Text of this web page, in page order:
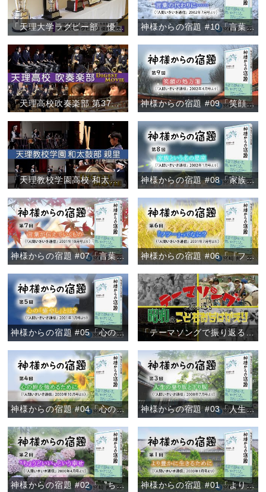
「天理大学ラグビー部 優勝報告」 神様からの宿題 #10「言葉の代わりに……」
「天理高校吹奏楽部 第37回定期演奏会/ファイナル・コンサート2020ダイジェスト」 神様からの宿題 #09「笑顔の処方箋」
「天理教校学園高校 和太鼓部親里 定期演奏会ダイジェスト」 神様からの宿題 #08「家族という名の星座」
神様からの宿題 #07「言葉が伝えていくもの」 神様からの宿題 #06「『フツー』ってなに？」
神様からの宿題 #05「心の『癒やし』とは？」 「テーマソングで振り返る 昭和のこどもおぢばがえり」
神様からの宿題 #04「心の絆を強めるために」 神様からの宿題 #03「人生の登り坂と下り坂」
神様からの宿題 #02「〝ちょうどいい〟という幸せ」 神様からの宿題 #01「より豊かに生きるために」